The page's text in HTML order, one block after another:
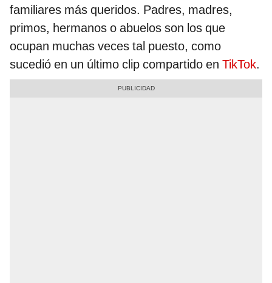
familiares más queridos. Padres, madres,
primos, hermanos o abuelos son los que
ocupan muchas veces tal puesto, como
sucedió en un último clip compartido en TikTok.